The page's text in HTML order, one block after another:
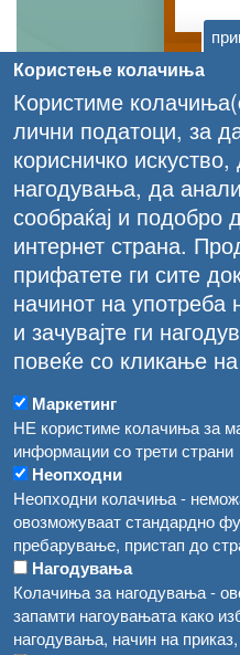
Користење колачиња
Користиме
лични податоци, за
корисничко
нагодувања, да
сообраќај и подобро
интернет страна.
прифатете ги сите
начинот на
и зачувајте ги
повеќе со кликање на
Маркетинг
НЕ користиме колачиња за
информации со трети страни
Неопходни
Неопходни колачиња -
овозможуваат стандардно
пребарување, пристап до
Нагодувања
Колачиња за нагодувања -
запамти нагоувањата како
нагодувања, начин на
ПОДОБРЕНА